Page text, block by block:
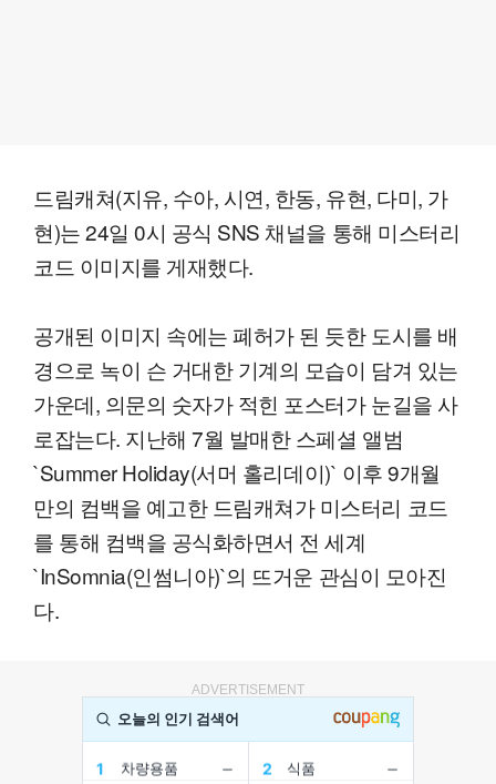
드림캐쳐(지유, 수아, 시연, 한동, 유현, 다미, 가
현)는 24일 0시 공식 SNS 채널을 통해 미스터리
코드 이미지를 게재했다.
공개된 이미지 속에는 폐허가 된 듯한 도시를 배
경으로 녹이 슨 거대한 기계의 모습이 담겨 있는
가운데, 의문의 숫자가 적힌 포스터가 눈길을 사
로잡는다. 지난해 7월 발매한 스페셜 앨범
`Summer Holiday(서머 홀리데이)` 이후 9개월
만의 컴백을 예고한 드림캐쳐가 미스터리 코드
를 통해 컴백을 공식화하면서 전 세계
`InSomnia(인썸니아)`의 뜨거운 관심이 모아진
다.
ADVERTISEMENT